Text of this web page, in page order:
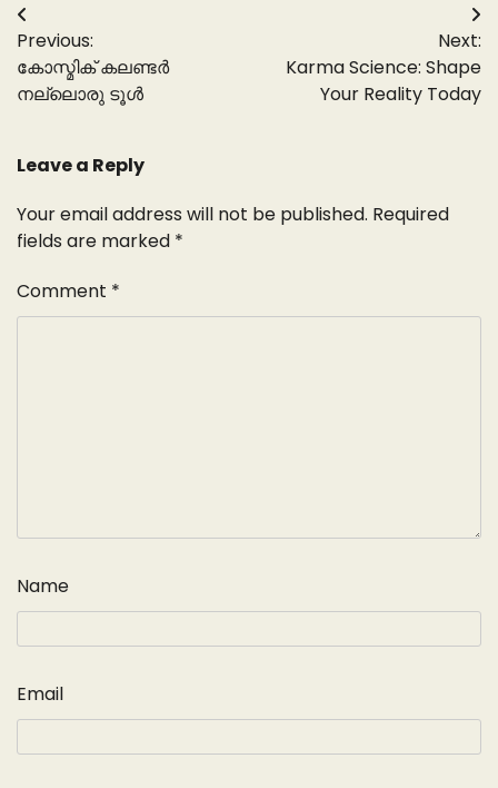
Post
navigation
Previous:
കോസ്മിക് കലണ്ടർ
നല്ലൊരു ടൂൾ
Next:
Karma Science: Shape
Your Reality Today
Leave a Reply
Your email address will not be published. Required
fields are marked *
Comment *
Name
Email